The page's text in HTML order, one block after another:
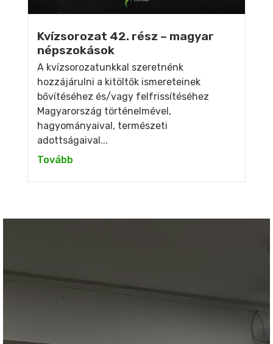
Kvízsorozat 42. rész – magyar
népszokások
A kvízsorozatunkkal szeretnénk
hozzájárulni a kitöltők ismereteinek
bővítéséhez és/vagy felfrissítéséhez
Magyarország történelmével,
hagyományaival, természeti
adottságaival...
Tovább